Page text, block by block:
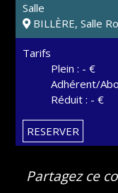
Salle
BILLÈRE, Salle
Tarifs
Plein : - €
Adhérent/
Réduit : - €
RESERVER
Partagez ce